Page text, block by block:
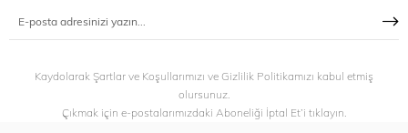
Kaydolarak Şartlar ve Koşullarımızı ve Gizlilik Politikamızı kabul etmiş
olursunuz.
Çıkmak için e-postalarımızdaki Aboneliği İptal Et’i tıklayın.